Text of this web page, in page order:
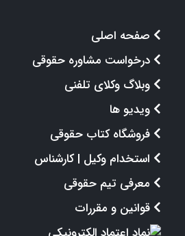
صفحه اصلی
درخواست مشاوره حقوقی
وبلاگ وکلای تلفنی
ویدیو ها
فروشگاه کتاب حقوقی
استخدام وکیل | کارشناس
معرفی تیم حقوقی
قوانین و مقررات